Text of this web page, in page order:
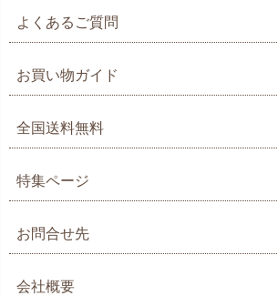
よくあるご質問
お買い物ガイド
全国送料無料
特集ページ
お問合せ先
会社概要